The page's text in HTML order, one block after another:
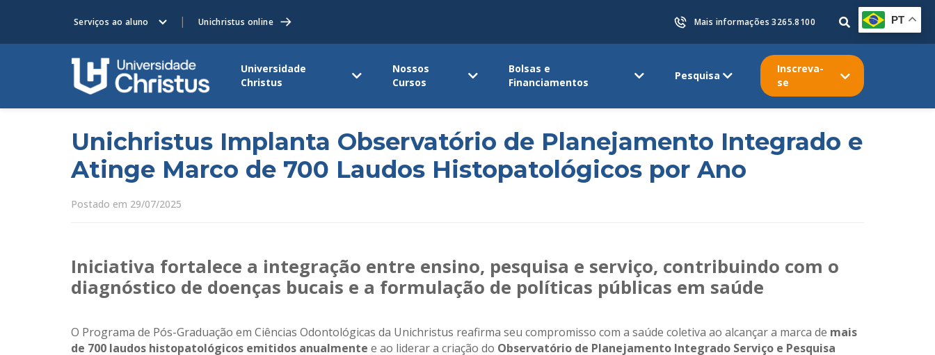
Serviços ao aluno Unichristus online Mais informações 3265.8100
Universidade
Christus
Nossos
Cursos
Bolsas e
Financiamentos
Pesquisa
Inscreva-
se
Unichristus Implanta Observatório de Planejamento Integrado e
Atinge Marco de 700 Laudos Histopatológicos por Ano
Postado em 29/07/2025
Iniciativa fortalece a integração entre ensino, pesquisa e serviço, contribuindo com o
diagnóstico de doenças bucais e a formulação de políticas públicas em saúde
O Programa de Pós-Graduação em Ciências Odontológicas da Unichristus reafirma seu compromisso com a saúde coletiva ao alcançar a marca de mais
de 700 laudos histopatológicos emitidos anualmente e ao liderar a criação do Observatório de Planejamento Integrado Serviço e Pesquisa
PT